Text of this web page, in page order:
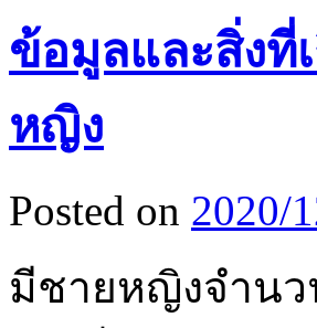
ข้อมูลและสิ่งที่
หญิง
Posted on 2020/
มีชายหญิงจำนว